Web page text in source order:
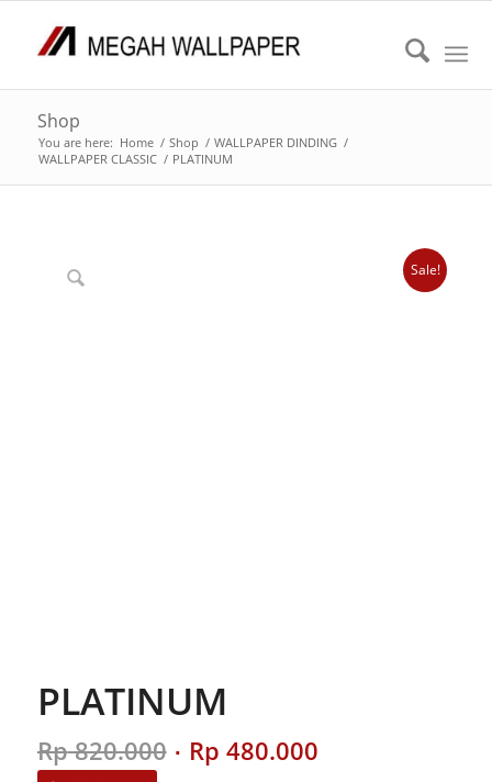
Shop
You are here: Home / Shop / WALLPAPER DINDING /
WALLPAPER CLASSIC / PLATINUM
Sale!
PLATINUM
Rp820.000 Original
price
Rp 480.000Current